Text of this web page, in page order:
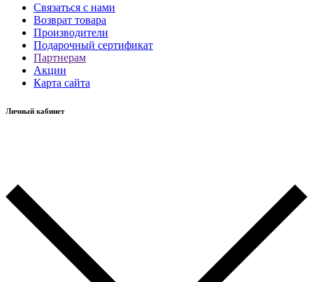
Связаться с нами
Возврат товара
Производители
Подарочный сертификат
Партнерам
Акции
Карта сайта
Личный кабинет